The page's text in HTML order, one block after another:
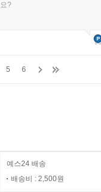
?
5 6
예스24 배송
배송비 : 2,500원